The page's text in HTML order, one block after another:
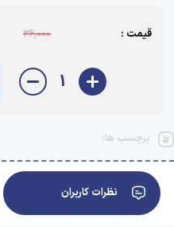
قیمت : 36,000
1
برچسب ها:
نظرات کاربران